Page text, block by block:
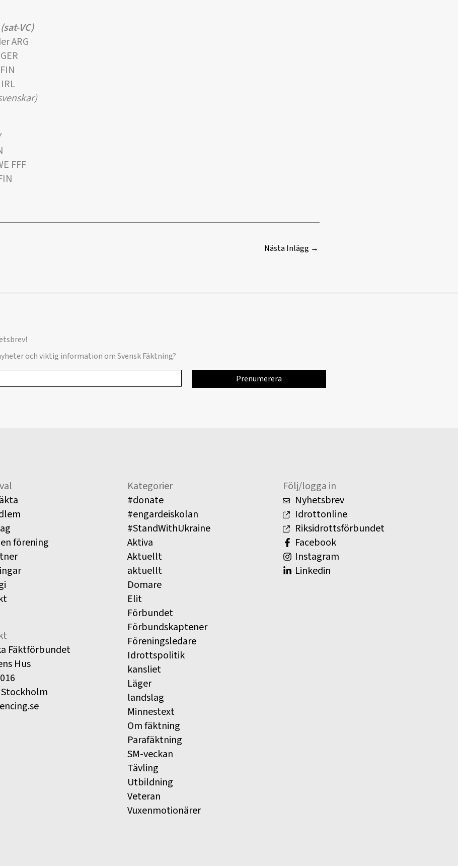
VC)
ARG
FFF
Nästa Inlägg →
och viktig information om Svensk Fäktning?
förening
Fäktförbundet
Hus
Stockholm
Kategorier
#donate
#engardeiskolan
#StandWithUkraine
Aktiva
Aktuellt
aktuellt
Domare
Elit
Förbundet
Förbundskaptener
Föreningsledare
Idrottspolitik
kansliet
Läger
landslag
Minnestext
Om fäktning
Parafäktning
SM-veckan
Tävling
Utbildning
Veteran
Vuxenmotionärer
Följ/logga in
Nyhetsbrev
Idrottonline
Riksidrottsförbundet
Facebook
Instagram
Linkedin